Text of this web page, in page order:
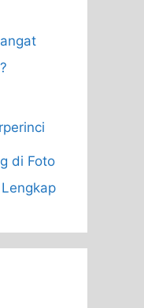
di Foto